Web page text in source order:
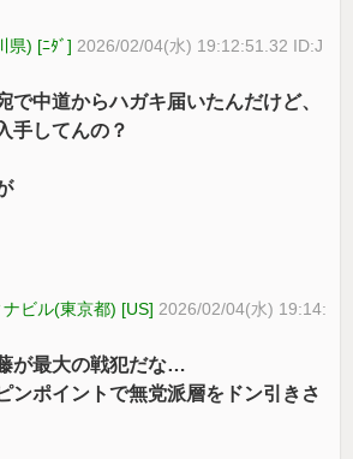
県) [ﾆﾀﾞ] 2026/02/04(水) 19:12:51.32 ID:J
で中道からハガキ届いたんだけど、
手してんの？
ビル(東京都) [US] 2026/02/04(水) 19:14:
が最大の戦犯だな…
ンポイントで無党派層をドン引きさ